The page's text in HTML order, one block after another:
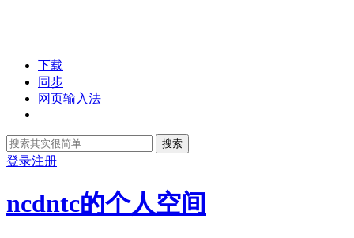
下载
同步
网页输入法
搜索
登录注册
ncdntc的个人空间